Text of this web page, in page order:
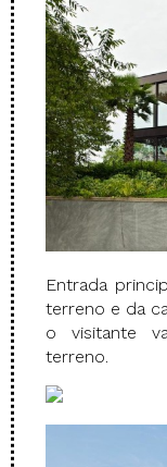
Entrada
terreno e da
o visitante
terreno.